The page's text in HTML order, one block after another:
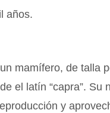
años.
mamífero, de talla
el latín “capra”.
y